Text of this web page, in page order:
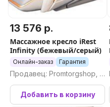
13 576 р.
Массажное кресло iRest
Infinity (бежевый/серый)
Онлайн-заказ Гарантия
Продавец: Promtorgshop, П
ромторгшоп
Добавить в корзину